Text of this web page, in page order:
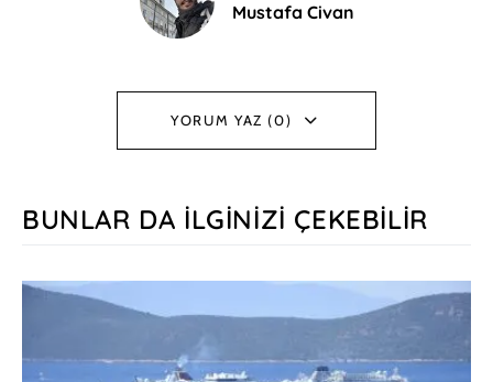
Mustafa Civan
YORUM YAZ (0)
BUNLAR DA İLGINIZI ÇEKEBILIR